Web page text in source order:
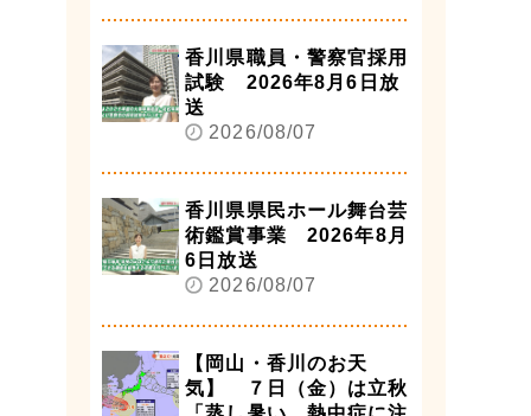
香川県職員・警察官採用
試験 2026年8月6日放
送
2026/08/07
香川県県民ホール舞台芸
術鑑賞事業 2026年8月
6日放送
2026/08/07
【岡山・香川のお天
気】 ７日（金）は立秋